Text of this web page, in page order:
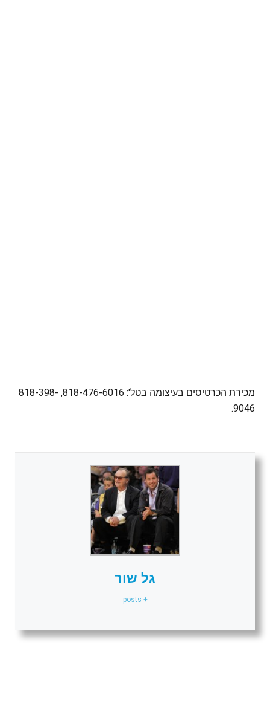
מכירת הכרטיסים בעיצומה בטל': 818-476-6016, 818-398-
9046.
גל שור
+ posts